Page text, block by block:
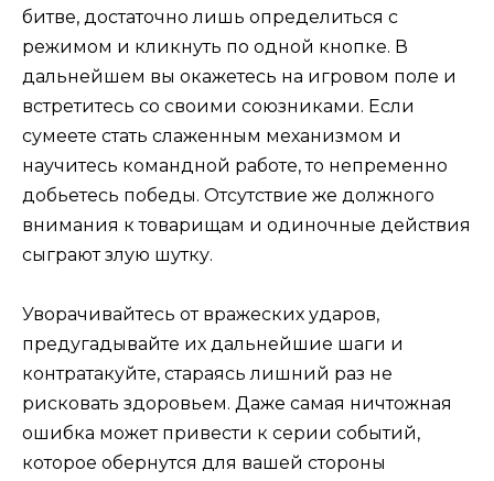
битве, достаточно лишь определиться с
режимом и кликнуть по одной кнопке. В
дальнейшем вы окажетесь на игровом поле и
встретитесь со своими союзниками. Если
сумеете стать слаженным механизмом и
научитесь командной работе, то непременно
добьетесь победы. Отсутствие же должного
внимания к товарищам и одиночные действия
сыграют злую шутку.
Уворачивайтесь от вражеских ударов,
предугадывайте их дальнейшие шаги и
контратакуйте, стараясь лишний раз не
рисковать здоровьем. Даже самая ничтожная
ошибка может привести к серии событий,
которое обернутся для вашей стороны